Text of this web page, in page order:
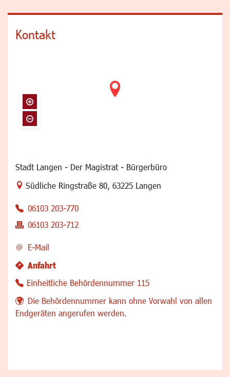
Kontakt
Stadt Langen - Der Magistrat - Bürgerbüro
Link zur Google-Maps Navigation
Südliche Ringstraße 80, 63225 Langen
06103 203-770
06103 203-712
E-Mail
Anfahrt
Einheitliche Behördennummer 115
Die Behördennummer kann ohne Vorwahl von allen
Endgeräten angerufen werden.